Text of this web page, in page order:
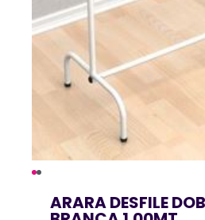
ARARA DESFILE